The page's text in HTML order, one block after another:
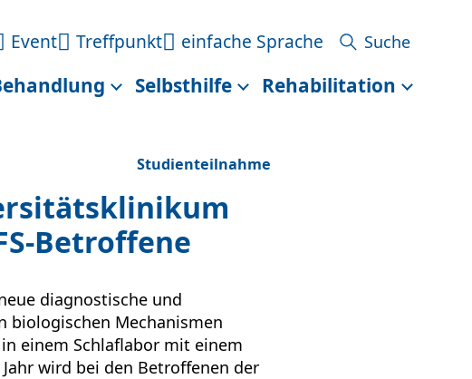
Event Treffpunkt einfache Sprache
Selbsthilfe Rehabilitation
Studienteilnahme
Betroffene
diagnostische und
biologischen Mechanismen
einem Schlaflabor mit einem
wird bei den Betroffenen der